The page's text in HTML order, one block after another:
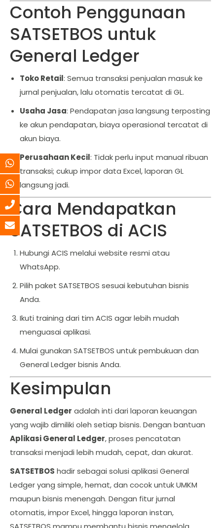
Contoh Penggunaan
SATSETBOS untuk
General Ledger
Toko Retail: Semua transaksi penjualan masuk ke
jurnal penjualan, lalu otomatis tercatat di GL.
Usaha Jasa: Pendapatan jasa langsung terposting
ke akun pendapatan, biaya operasional tercatat di
akun biaya.
Perusahaan Kecil: Tidak perlu input manual ribuan
transaksi; cukup impor data Excel, laporan GL
langsung jadi.
Cara Mendapatkan
SATSETBOS di ACIS
Hubungi ACIS melalui website resmi atau
WhatsApp.
Pilih paket SATSETBOS sesuai kebutuhan bisnis
Anda.
Ikuti training dari tim ACIS agar lebih mudah
menguasai aplikasi.
Mulai gunakan SATSETBOS untuk pembukuan dan
General Ledger bisnis Anda.
Kesimpulan
General Ledger adalah inti dari laporan keuangan
yang wajib dimiliki oleh setiap bisnis. Dengan bantuan
Aplikasi General Ledger, proses pencatatan
transaksi menjadi lebih mudah, cepat, dan akurat.
SATSETBOS hadir sebagai solusi aplikasi General
Ledger yang simple, hemat, dan cocok untuk UMKM
maupun bisnis menengah. Dengan fitur jurnal
otomatis, impor Excel, hingga laporan instan,